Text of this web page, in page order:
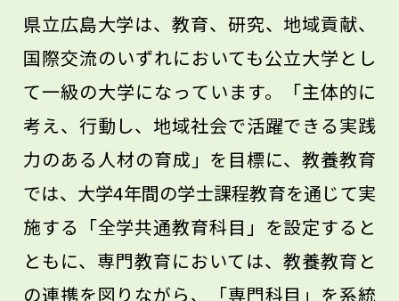
県立広島大学は、教育、研究、地域貢献、
国際交流のいずれにおいても公立大学とし
て一級の大学になっています。「主体的に
考え、行動し、地域社会で活躍できる実践
力のある人材の育成」を目標に、教養教育
では、大学4年間の学士課程教育を通じて実
施する「全学共通教育科目」を設定すると
ともに、専門教育においては、教養教育と
の連携を図りながら、「専門科目」を系統